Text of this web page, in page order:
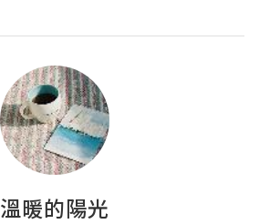
溫暖的陽光